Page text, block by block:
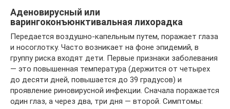
Аденовирусный или
варингоконъюнктивальная лихорадка
Передается воздушно-капельным путем, поражает глаза
и носоглотку. Часто возникает на фоне эпидемий, в
группу риска входят дети. Первые признаки заболевания
— это повышенная температура (держится от четырех
до десяти дней, повышается до 39 градусов) и
проявление риновирусной инфекции. Сначала поражается
один глаз, а через два, три дня — второй. Симптомы: